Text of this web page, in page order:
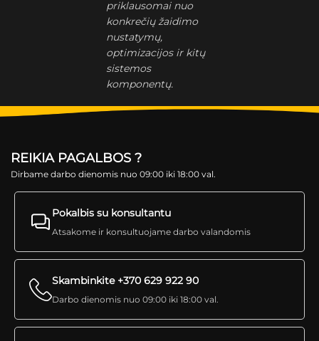
priklausomai nuo
konkrečių žaidimo
nustatymų,
optimizacijos ir kitų
sistemos
komponentų.
REIKIA PAGALBOS ?
Dirbame darbo dienomis nuo 09:00 iki 18:00 val.
Pokalbis su konsultantu
Atsakome ir konsultuojame darbo valandomis
Skambinkite +370 629 922 90
Darbo dienomis nuo 09:00 iki 18:00 val.